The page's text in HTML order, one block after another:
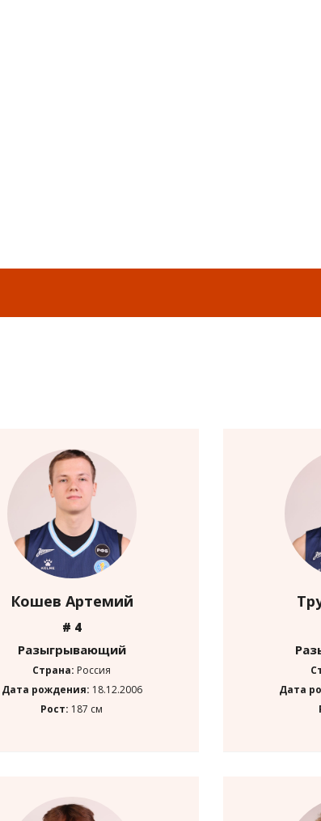
Кошев Артемий
# 4
Разыгрывающий
Страна: Россия
Дата рождения: 18.12.2006
Рост: 187 см
Дата